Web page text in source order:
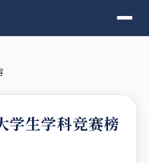
学生学科竞赛榜